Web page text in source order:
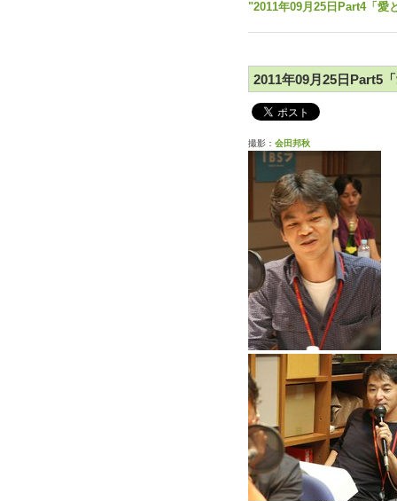
"2011年09月25日Part4「愛
2011年09月25日Part5
撮影： 会田邦秋